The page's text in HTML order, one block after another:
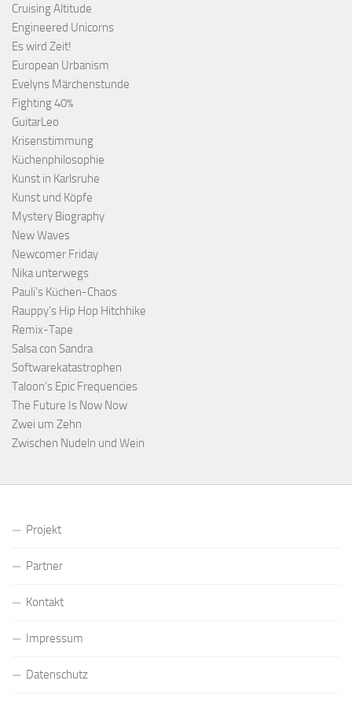
Cruising Altitude
Engineered Unicorns
Es wird Zeit!
European Urbanism
Evelyns Märchenstunde
Fighting 40%
GuitarLeo
Krisenstimmung
Küchenphilosophie
Kunst in Karlsruhe
Kunst und Köpfe
Mystery Biography
New Waves
Newcomer Friday
Nika unterwegs
Pauli's Küchen-Chaos
Rauppy’s Hip Hop Hitchhike
Remix-Tape
Salsa con Sandra
Softwarekatastrophen
Taloon’s Epic Frequencies
The Future Is Now Now
Zwei um Zehn
Zwischen Nudeln und Wein
Projekt
Partner
Kontakt
Impressum
Datenschutz